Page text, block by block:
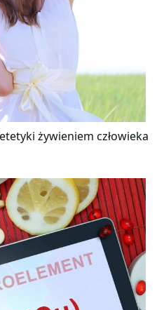
żywieniem człowieka